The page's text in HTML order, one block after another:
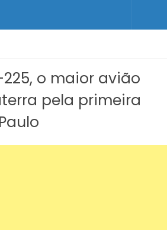
o maior avião
pela primeira